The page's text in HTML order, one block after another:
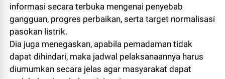
informasi secara terbuka mengenai penyebab
gangguan, progres perbaikan, serta target normalisasi
pasokan listrik.
Dia juga menegaskan, apabila pemadaman tidak
dapat dihindari, maka jadwal pelaksanaannya harus
diumumkan secara jelas agar masyarakat dapat